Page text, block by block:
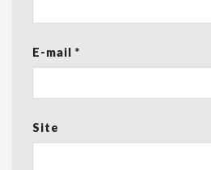
E-mail *
Site